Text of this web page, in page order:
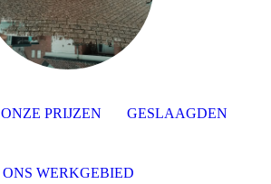
ONZE PRIJZEN GESLAAGDEN
ONS WERKGEBIED